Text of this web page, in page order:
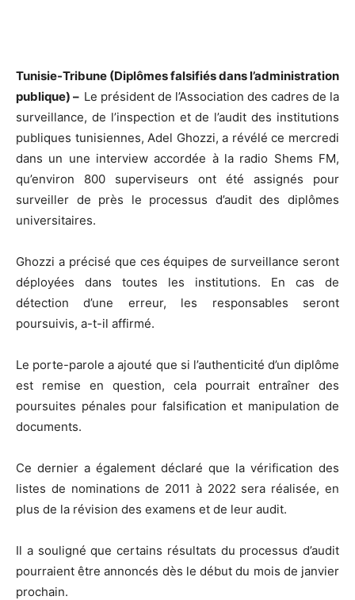
Tunisie-Tribune (Diplômes falsifiés dans l’administration
publique) – Le président de l’Association des cadres de la
surveillance, de l’inspection et de l’audit des institutions
publiques tunisiennes, Adel Ghozzi, a révélé ce mercredi
dans un une interview accordée à la radio Shems FM,
qu’environ 800 superviseurs ont été assignés pour
surveiller de près le processus d’audit des diplômes
universitaires.
Ghozzi a précisé que ces équipes de surveillance seront
déployées dans toutes les institutions. En cas de
détection d’une erreur, les responsables seront
poursuivis, a-t-il affirmé.
Le porte-parole a ajouté que si l’authenticité d’un diplôme
est remise en question, cela pourrait entraîner des
poursuites pénales pour falsification et manipulation de
documents.
Ce dernier a également déclaré que la vérification des
listes de nominations de 2011 à 2022 sera réalisée, en
plus de la révision des examens et de leur audit.
Il a souligné que certains résultats du processus d’audit
pourraient être annoncés dès le début du mois de janvier
prochain.